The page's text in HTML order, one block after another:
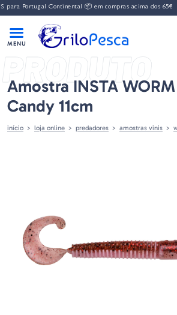
para Portugal Continental 📦 em compras acima dos 65€
PRODUTO
Amostra INSTA
Candy 11cm
início loja online predadores amostras vinis